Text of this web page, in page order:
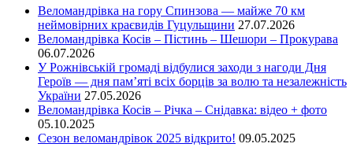
Веломандрівка на гору Спинзова — майже 70 км
неймовірних краєвидів Гуцульщини 27.07.2026
Веломандрівка Косів – Пістинь – Шешори – Прокурава
06.07.2026
У Рожнівській громаді відбулися заходи з нагоди Дня
Героїв — дня пам’яті всіх борців за волю та незалежність
України 27.05.2026
Веломандрівка Косів – Річка – Снідавка: відео + фото
05.10.2025
Сезон веломандрівок 2025 відкрито! 09.05.2025